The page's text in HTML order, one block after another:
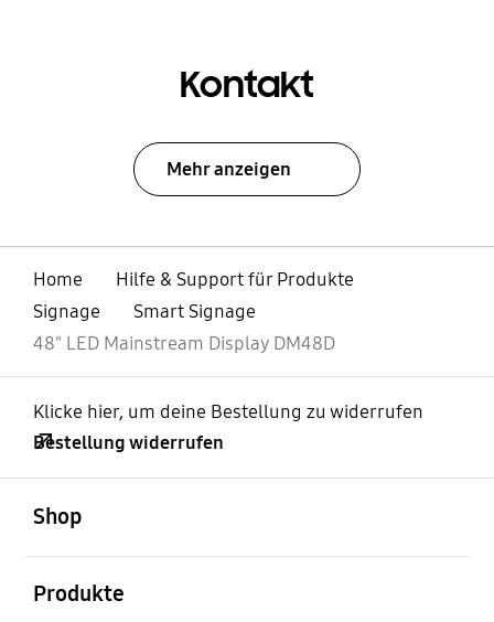
Kontakt
Mehr anzeigen
Home
Hilfe & Support für Produkte
Signage
Smart Signage
48" LED Mainstream Display DM48D
Klicke hier, um deine Bestellung zu widerrufen
Bestellung widerrufen
Shop
Produkte